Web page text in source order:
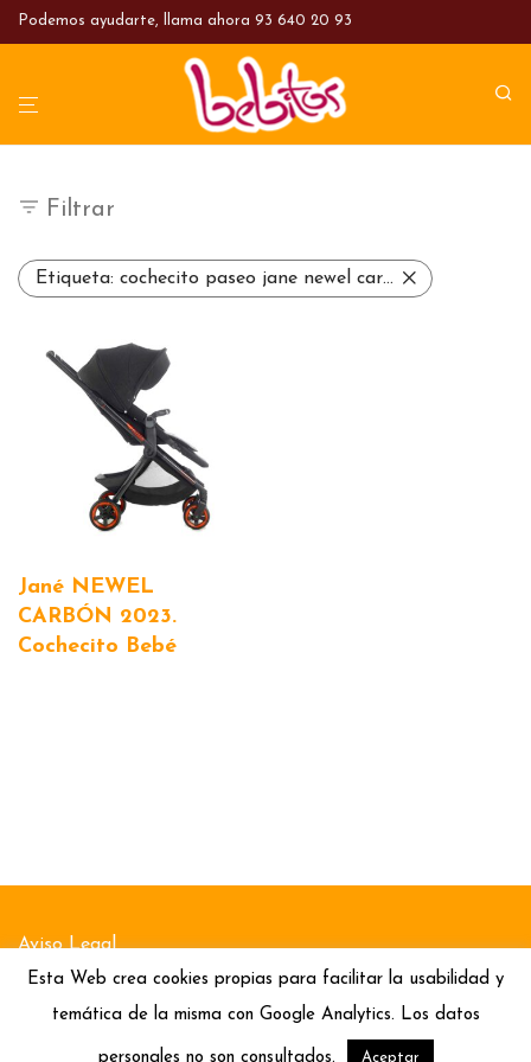
Podemos ayudarte, llama ahora 93 640 20 93
Filtrar
Etiqueta: cochecito paseo jane newel carbón
Jané NEWEL
CARBÓN 2023.
Cochecito Bebé
Aviso Legal
Esta Web crea cookies propias para facilitar la usabilidad y
temática de la misma con Google Analytics. Los datos
personales no son consultados. Aceptar